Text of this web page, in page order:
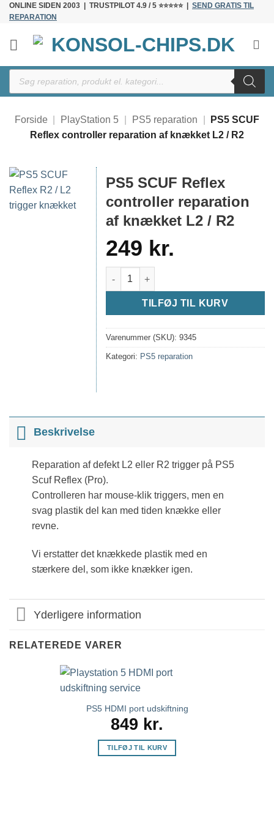
Fortsæt
indhold
ONLINE SIDEN 2003 | TRUSTPILOT 4.9 / 5 ⭐⭐⭐⭐⭐ | SEND GRATIS TIL
REPARATION
Products
search
Forside PlayStation 5 PS5 reparation
PS5 SCUF
Reflex controller reparation af knækket L2 / R2
PS5 SCUF Reflex
controller reparation
af knækket L2 / R2
249 kr.
PS5 SCUF Reflex controller reparation
TILFØJ TIL KURV
Varenummer (SKU): 9345
Kategori: PS5 reparation
Beskrivelse
Reparation af defekt L2 eller R2 trigger på PS5
Scuf Reflex (Pro).
Controlleren har mouse-klik triggers, men en
svag plastik del kan med tiden knække eller
revne.
Vi erstatter det knækkede plastik med en
stærkere del, som ikke knækker igen.
Yderligere information
RELATEREDE VARER
PS5 HDMI port udskiftning
849 kr.
TILFØJ TIL KURV